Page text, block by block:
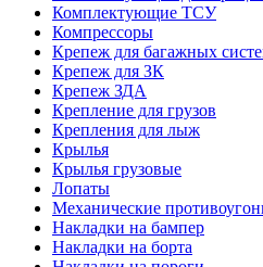
Комплектующие ТСУ
Компрессоры
Крепеж для багажных
Крепеж для ЗК
Крепеж ЗДА
Крепление для грузов
Крепления для лыж
Крылья
Крылья грузовые
Лопаты
Механические
Накладки на бампер
Накладки на борта